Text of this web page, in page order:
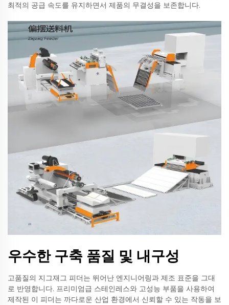
최적의 공급 속도를 유지하면서 제품의 무결성을 보존합니다.
우수한 구축 품질 및 내구성
고품질의 지그재그 피더는 뛰어난 엔지니어링과 제조 표준을 그대
로 반영합니다. 프리미엄급 스테인레스와 고성능 부품을 사용하여
제작된 이 피더는 까다로운 산업 환경에서 신뢰할 수 있는 작동을 보